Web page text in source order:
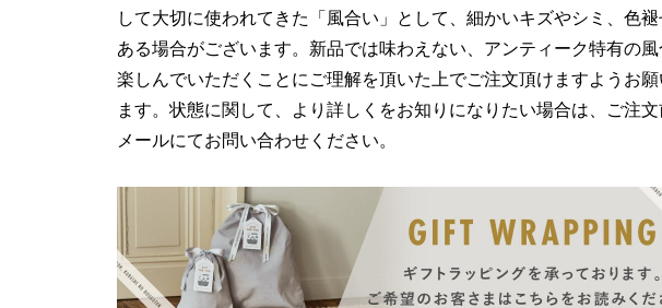
して大切に使われてきた「風合い」として、細かいキズやシミ、色
ある場合がございます。新品では味わえない、アンティーク特有の
楽しんでいただくことにご理解を頂いた上でご注文頂けますようお
ます。状態に関して、より詳しくをお知りになりたい場合は、ご注
メールにてお問い合わせください。